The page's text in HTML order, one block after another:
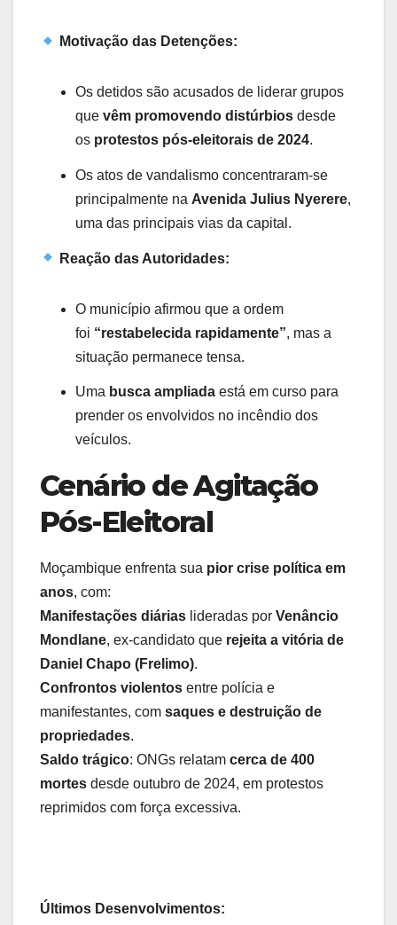
Motivação das Detenções:
Os detidos são acusados de liderar grupos
que vêm promovendo distúrbios desde
os protestos pós-eleitorais de 2024.
Os atos de vandalismo concentraram-se
principalmente na Avenida Julius Nyerere,
uma das principais vias da capital.
Reação das Autoridades:
O município afirmou que a ordem
foi “restabelecida rapidamente”, mas a
situação permanece tensa.
Uma busca ampliada está em curso para
prender os envolvidos no incêndio dos
veículos.
Cenário de Agitação
Pós-Eleitoral
Moçambique enfrenta sua pior crise política em
anos, com:
Manifestações diárias lideradas por Venâncio
Mondlane, ex-candidato que rejeita a vitória de
Daniel Chapo (Frelimo).
Confrontos violentos entre polícia e
manifestantes, com saques e destruição de
propriedades.
Saldo trágico: ONGs relatam cerca de 400
mortes desde outubro de 2024, em protestos
reprimidos com força excessiva.
Últimos Desenvolvimentos: